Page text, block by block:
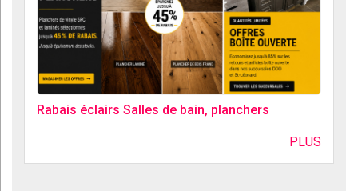
Rabais éclairs Salles de bain, planchers
PLUS